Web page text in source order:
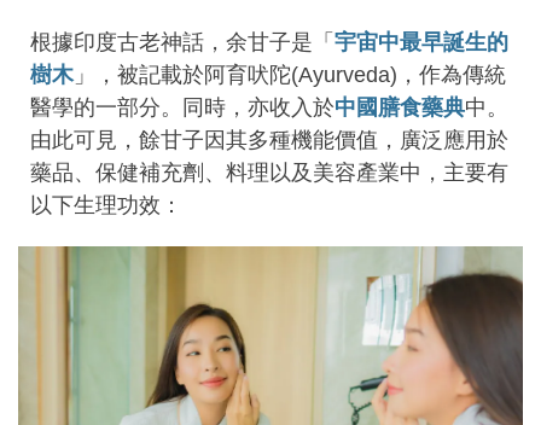
根據印度古老神話，余甘子是「 宇宙中最早誕生的
樹木」，被記載於阿育吠陀(Ayurveda)，作為傳統
醫學的一部分。同時，亦收入於中國膳食藥典中。
由此可見，餘甘子因其多種機能價值，廣泛應用於
藥品、保健補充劑、料理以及美容產業中，主要有
以下生理功效：